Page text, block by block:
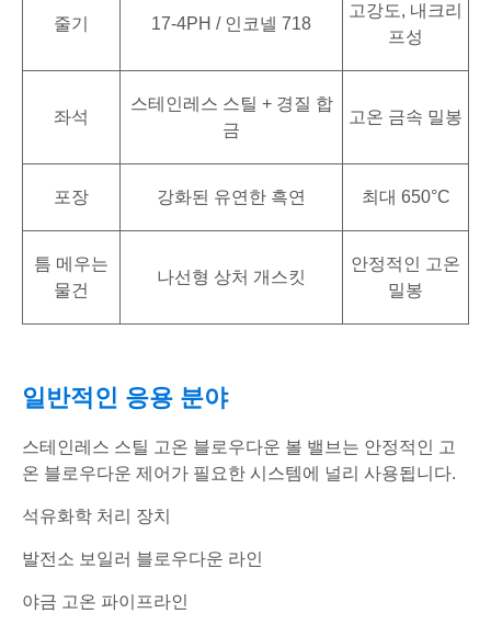
줄기 17-4PH / 인코넬 718
고강도, 내크리
프성
좌석
스테인레스 스틸 + 경질 합
금
고온 금속 밀봉
포장 강화된 유연한 흑연 최대 650°C
틈 메우는
물건
나선형 상처 개스킷
안정적인 고온
밀봉
일반적인 응용 분야
스테인레스 스틸 고온 블로우다운 볼 밸브는 안정적인 고
온 블로우다운 제어가 필요한 시스템에 널리 사용됩니다.
석유화학 처리 장치
발전소 보일러 블로우다운 라인
야금 고온 파이프라인